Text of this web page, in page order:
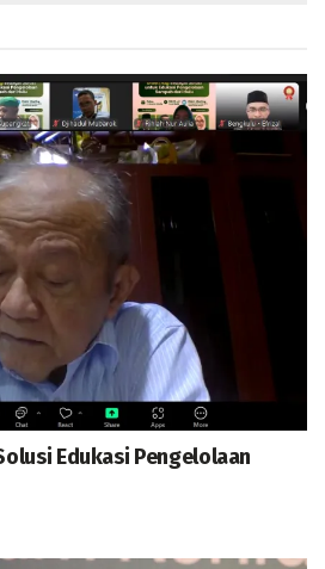
Edukasi Pengelolaan